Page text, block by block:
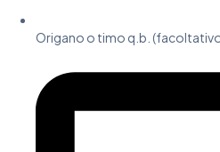
Origano o timo q.b.